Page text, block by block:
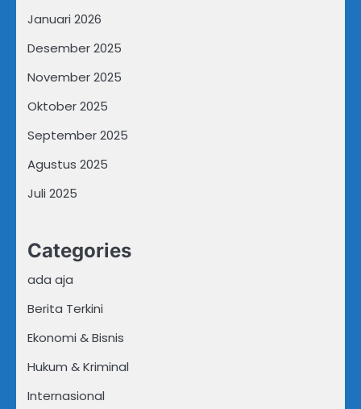
Januari 2026
Desember 2025
November 2025
Oktober 2025
September 2025
Agustus 2025
Juli 2025
Categories
ada aja
Berita Terkini
Ekonomi & Bisnis
Hukum & Kriminal
Internasional